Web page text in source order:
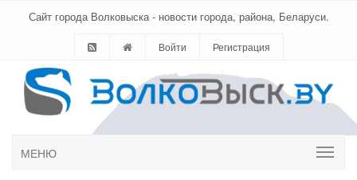
Сайт города Волковыска - новости города, района, Беларуси.
Войти Регистрация
МЕНЮ